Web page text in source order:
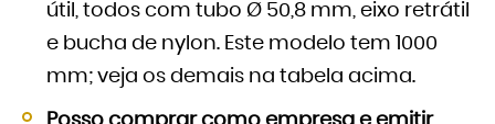
útil, todos com tubo Ø 50,8 mm, eixo retrátil
e bucha de nylon. Este modelo tem 1000
mm; veja os demais na tabela acima.